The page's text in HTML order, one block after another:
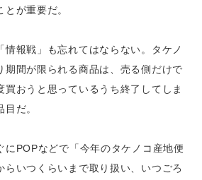
が重要だ。
情報戦」も忘れてはならない。タケノ
期間が限られる商品は、売る側だけで
買おうと思っているうち終了してしま
だ。
にPOPなどで「今年のタケノコ産地便
らいつくらいまで取り扱い、いつごろ